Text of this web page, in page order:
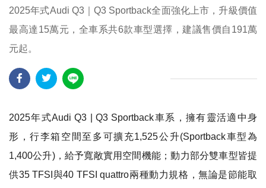
2025年式Audi Q3｜Q3 Sportback全面強化上市，升級價值
最高達15萬元，全車系共6款車型選擇，建議售價自191萬
元起。
2025年式Audi Q3 | Q3 Sportback車系，擁有靈活適中身
形，行李箱空間至多可擴充1,525公升(Sportback車型為
1,400公升)，給予寬敞實用空間機能；動力部分雙車型皆提
供35 TFSI與40 TFSI quattro兩種動力規格，無論是節能取